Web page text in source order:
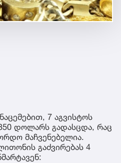
7 აგვისტოს
დოლარს გადასცდა, რაც
მაჩვენებელია.
გაძვირებას 4